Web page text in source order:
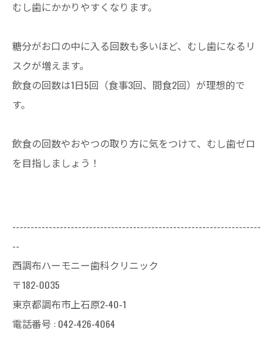
むし歯にかかりやすくなります。
糖分がお口の中に入る回数も多いほど、むし歯になるリ
スクが増えます。
飲食の回数は1日5回（食事3回、間食2回）が理想的で
す。
飲食の回数やおやつの取り方に気をつけて、むし歯ゼロ
を目指しましょう！
--------------------------------------------------------------------
--
西調布ハーモニー歯科クリニック
〒182-0035
東京都調布市上石原2-40-1
電話番号 : 042-426-4064